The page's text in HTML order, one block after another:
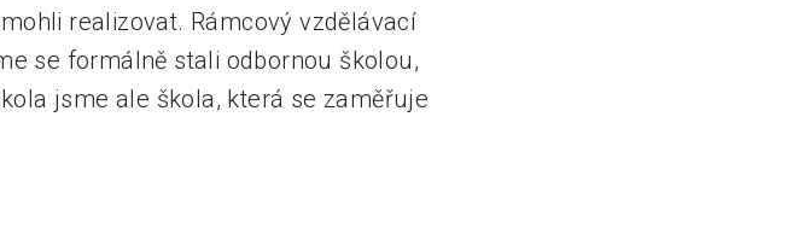
realizovat. Rámcový vzdělávací
se formálně stali odbornou školou,
jsme ale škola, která se zaměřuje